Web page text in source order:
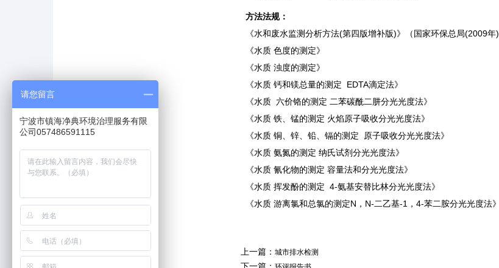
方法法规：
《水和废水监测分析方法(第四版增补版)》（国家环保总局(2009年)
《水质 色度的测定》
《水质 浊度的测定》
《水质 钙和镁总量的测定 EDTA滴定法》
《水质 六价铬的测定 二苯碳酰二肼分光光度法》
《水质 铁、锰的测定 火焰原子吸收分光光度法》
《水质 铜、锌、铅、镉的测定 原子吸收分光光度法》
《水质 氨氮的测定 纳氏试剂分光光度法》
《水质 氰化物的测定 容量法和分光光度法》
《水质 挥发酚的测定 4-氨基安替比林分光光度法》
《水质 游离氯和总氯的测定N，N-二乙基-1，4-苯二胺分光光度法》
上一篇： 城市排水检测
请您留言
宁波市镇海净典环境治理服务有限
公司057486591115